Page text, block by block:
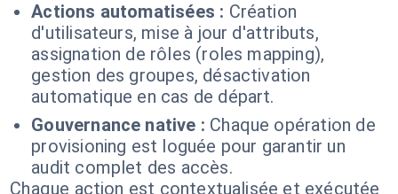
Actions automatisées : Création
d'utilisateurs, mise à jour d'attributs,
assignation de rôles (roles mapping),
gestion des groupes, désactivation
automatique en cas de départ.
Gouvernance native : Chaque opération de
provisioning est loguée pour garantir un
audit complet des accès.
Chaque action est contextualisée et exécutée